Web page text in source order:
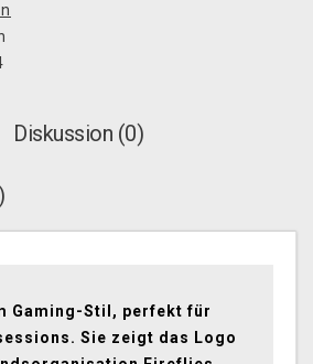
Diskussion (0)
Gaming-Stil, perfekt für
Sie zeigt das Logo